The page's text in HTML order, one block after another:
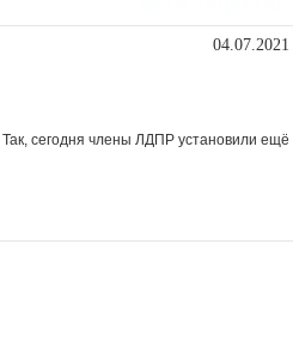
04.07.2021
Так, сегодня члены ЛДПР установили ещё